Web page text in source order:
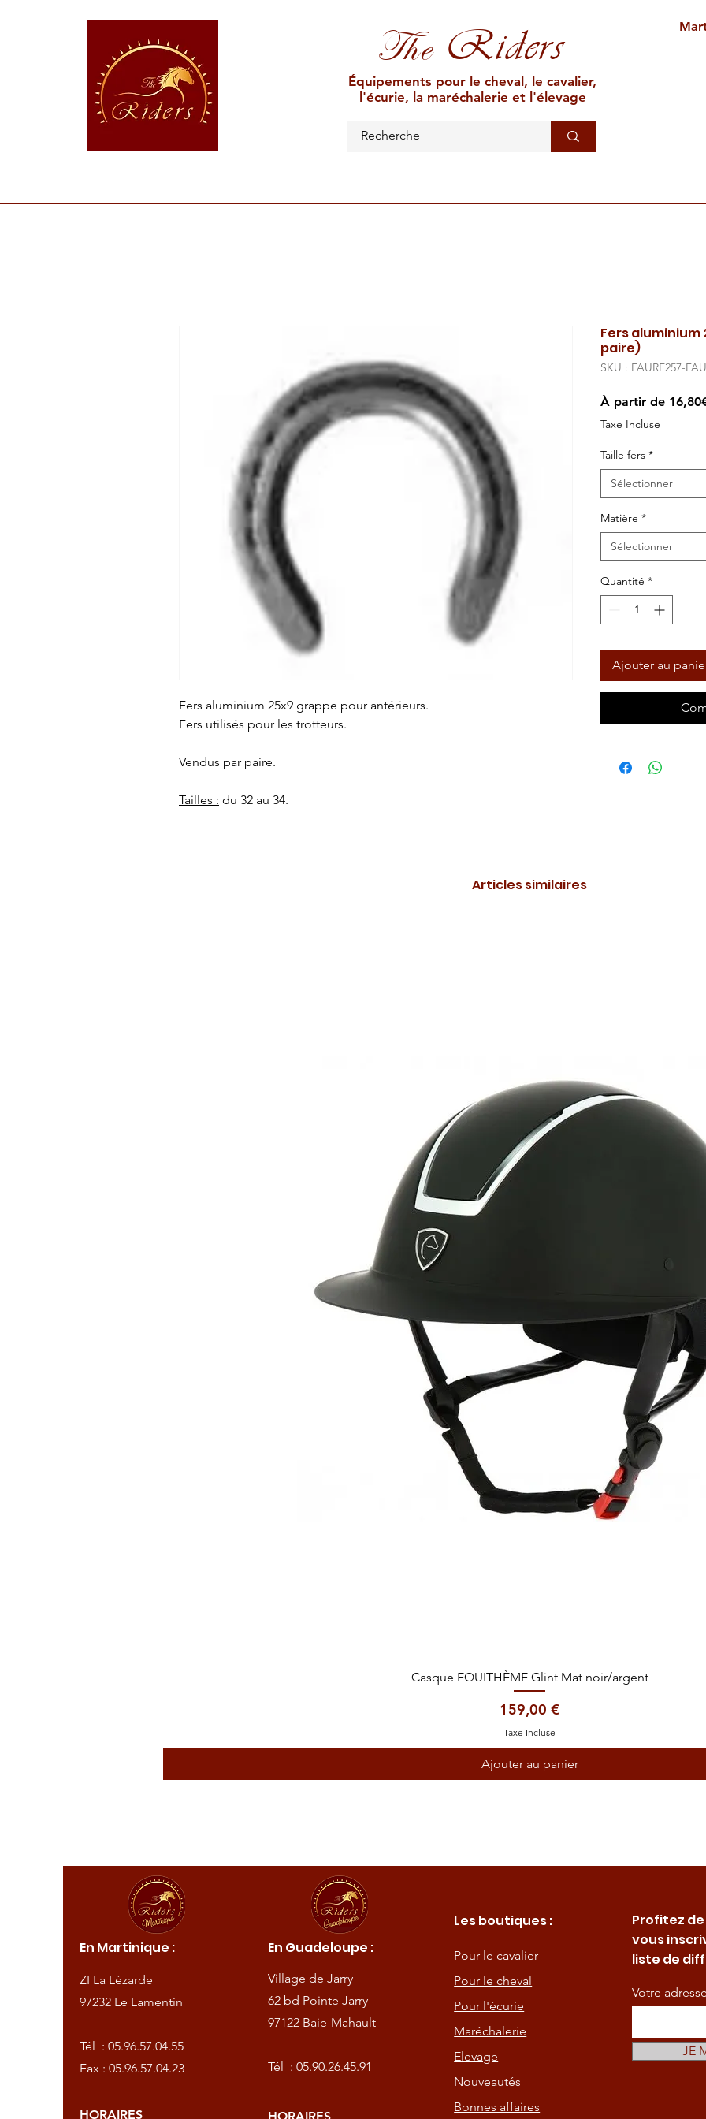
TheRiders
Équipements pour le cheval, le cavalier,
l'écurie, la maréchalerie et l'élevage
Fers aluminium 25x9 grappe pour antérieurs.
Fers utilisés pour les trotteurs.
Vendus par paire.
Tailles : du 32 au 34.
Fers
paire)
SKU : FAURE257-
À partir de
Taxe Incluse
Taille fers *
Sélectionner
Matière *
Sélectionner
Quantité *
Ajouter au
Articles similaires
Aperçu rapide
Casque EQUITHÈME Glint Mat noir/argent
Prix
159,00 €
Taxe Incluse
Ajouter au panier
En Martinique :
ZI La Lézarde
97232 Le Lamentin
Tél :05.96.57.04.55
Fax : 05.96.57.04.23
HORAIRES
En Guadeloupe :
Village de Jarry
62 bd Pointe Jarry
97122 Baie-Mahault
Tél : 05.90.26.45.91
Les boutiques :
Pour le cavalier
Pour le cheval
Pour l'écurie
Maréchalerie
Elevage
Nouveautés
Bonnes affaires
Profitez
vous
liste de
Votre
JE